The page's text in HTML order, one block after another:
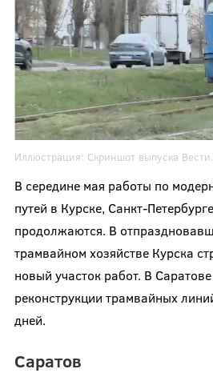
Иллюстрация: Скриншот выпуска
В середине мая работы по
путей в Курске, Санкт-
продолжаются. В
трамвайном хозяйстве Курска
новый участок работ. В
реконструкции трамвайных
дней.
Саратов